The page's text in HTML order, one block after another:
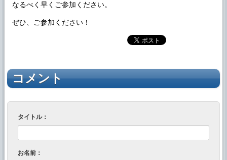
なるべく早くご参加ください。
ぜひ、ご参加ください！
コメント
タイトル：
お名前：